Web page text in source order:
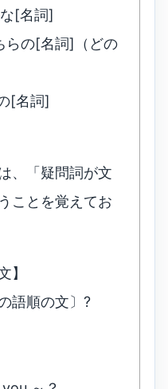
[名詞]
らの[名詞]（どの
[名詞]
、「疑問詞が文
ことを覚えてお
】
語順の文〕?